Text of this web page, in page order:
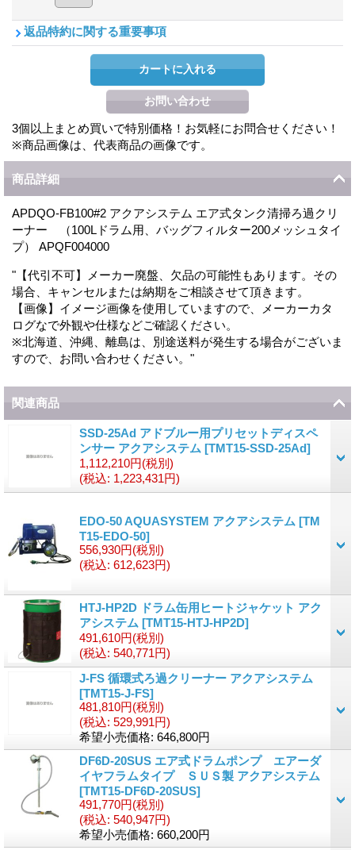
返品特約に関する重要事項
3個以上まとめ買いで特別価格！お気軽にお問合せください！
※商品画像は、代表商品の画像です。
商品詳細
APDQO-FB100#2 アクアシステム エア式タンク清掃ろ過クリ
ーナー （100Lドラム用、バッグフィルター200メッシュタイ
プ） APQF004000
"【代引不可】メーカー廃盤、欠品の可能性もあります。その
場合、キャンセルまたは納期をご相談させて頂きます。
【画像】イメージ画像を使用していますので、メーカーカタ
ログなで外観や仕様などご確認ください。
※北海道、沖縄、離島は、別途送料が発生する場合がございま
すので、お問い合わせください。"
関連商品
SSD-25Ad アドブルー用プリセットディスペ
ンサー アクアシステム [TMT15-SSD-25Ad]
1,112,210円(税別)
(税込: 1,223,431円)
EDO-50 AQUASYSTEM アクアシステム [TM
T15-EDO-50]
556,930円(税別)
(税込: 612,623円)
HTJ-HP2D ドラム缶用ヒートジャケット アク
アシステム [TMT15-HTJ-HP2D]
491,610円(税別)
(税込: 540,771円)
J-FS 循環式ろ過クリーナー アクアシステム
[TMT15-J-FS]
481,810円(税別)
(税込: 529,991円)
希望小売価格: 646,800円
DF6D-20SUS エア式ドラムポンプ エアーダ
イヤフラムタイプ ＳＵＳ製 アクアシステム
[TMT15-DF6D-20SUS]
491,770円(税別)
(税込: 540,947円)
希望小売価格: 660,200円